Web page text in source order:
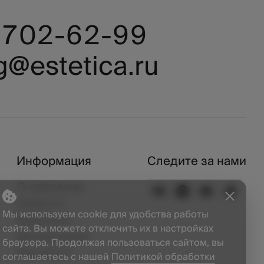
62-99
Информация
Вакансии
Дизайнерам
Контакты
Следите за нами
Мы используем cookie для удобства работы
сайта. Вы можете отключить их в настройках
браузера. Продолжая пользоваться сайтом, вы
соглашаетесь с нашей Политикой обработки